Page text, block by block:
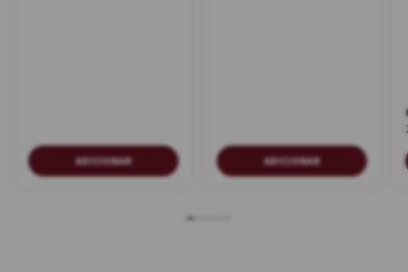
ADICIONAR ADICIONAR